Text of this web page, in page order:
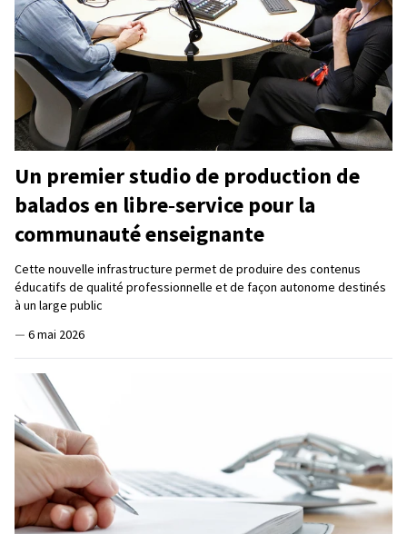
Un premier studio de production de
balados en libre‑service pour la
communauté enseignante
Cette nouvelle infrastructure permet de produire des contenus
éducatifs de qualité professionnelle et de façon autonome destinés
à un large public
— 6 mai 2026